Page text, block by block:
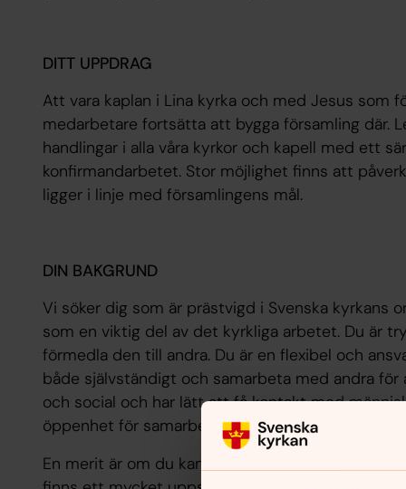
DITT UPPDRAG
Att vara kaplan i Lina kyrka och med Jesus som
medarbetare fortsätta att bygga församling där.
handlingar i alla våra kyrkor och kapell med ett
konfirmandarbetet. Stor möjlighet finns att
ligger i linje med församlingens mål.
DIN BAKGRUND
Vi söker dig som är prästvigd i Svenska kyrkans
som en viktig del av det kyrkliga arbetet. Du är
förmedla den till andra. Du är en flexibel och
både självständigt och samarbeta med andra
och social och har lätt att få kontakt med
öppenhet för samarbete med andra kristna
En merit är om du kan stödteckna eller har